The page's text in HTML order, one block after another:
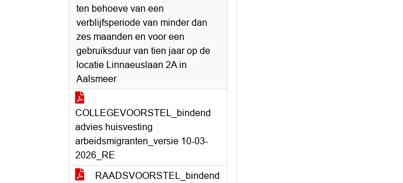
ten behoeve van een
verblijfsperiode van minder dan
zes maanden en voor een
gebruiksduur van tien jaar op de
locatie Linnaeuslaan 2A in
Aalsmeer
COLLEGEVOORSTEL_bindend
advies huisvesting
arbeidsmigranten_versie 10-03-
2026_RE
RAADSVOORSTEL_bindend